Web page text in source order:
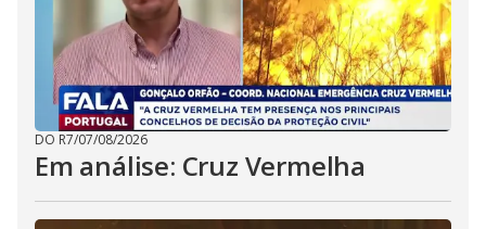
DO R7/07/08/2026
Em análise: Cruz Vermelha